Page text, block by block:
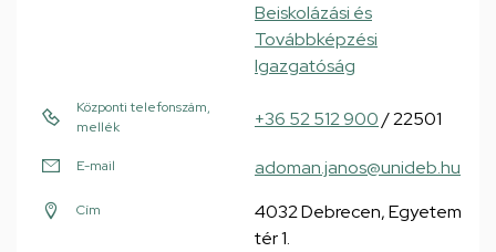
Beiskolázási és
Továbbképzési
Igazgatóság
Központi telefonszám,
mellék
+36 52 512 900/ 22501
E-mail adoman.janos@unideb.hu
Cím
4032 Debrecen, Egyetem
tér 1.